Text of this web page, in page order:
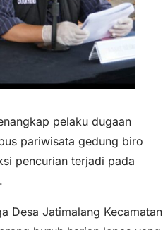
pelaku dugaan
pariwisata gedung biro
pencurian terjadi pada
Desa Jatimalang Kecamatan